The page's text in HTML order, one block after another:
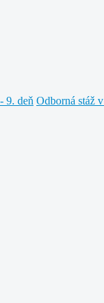
9. deň Odborná stáž